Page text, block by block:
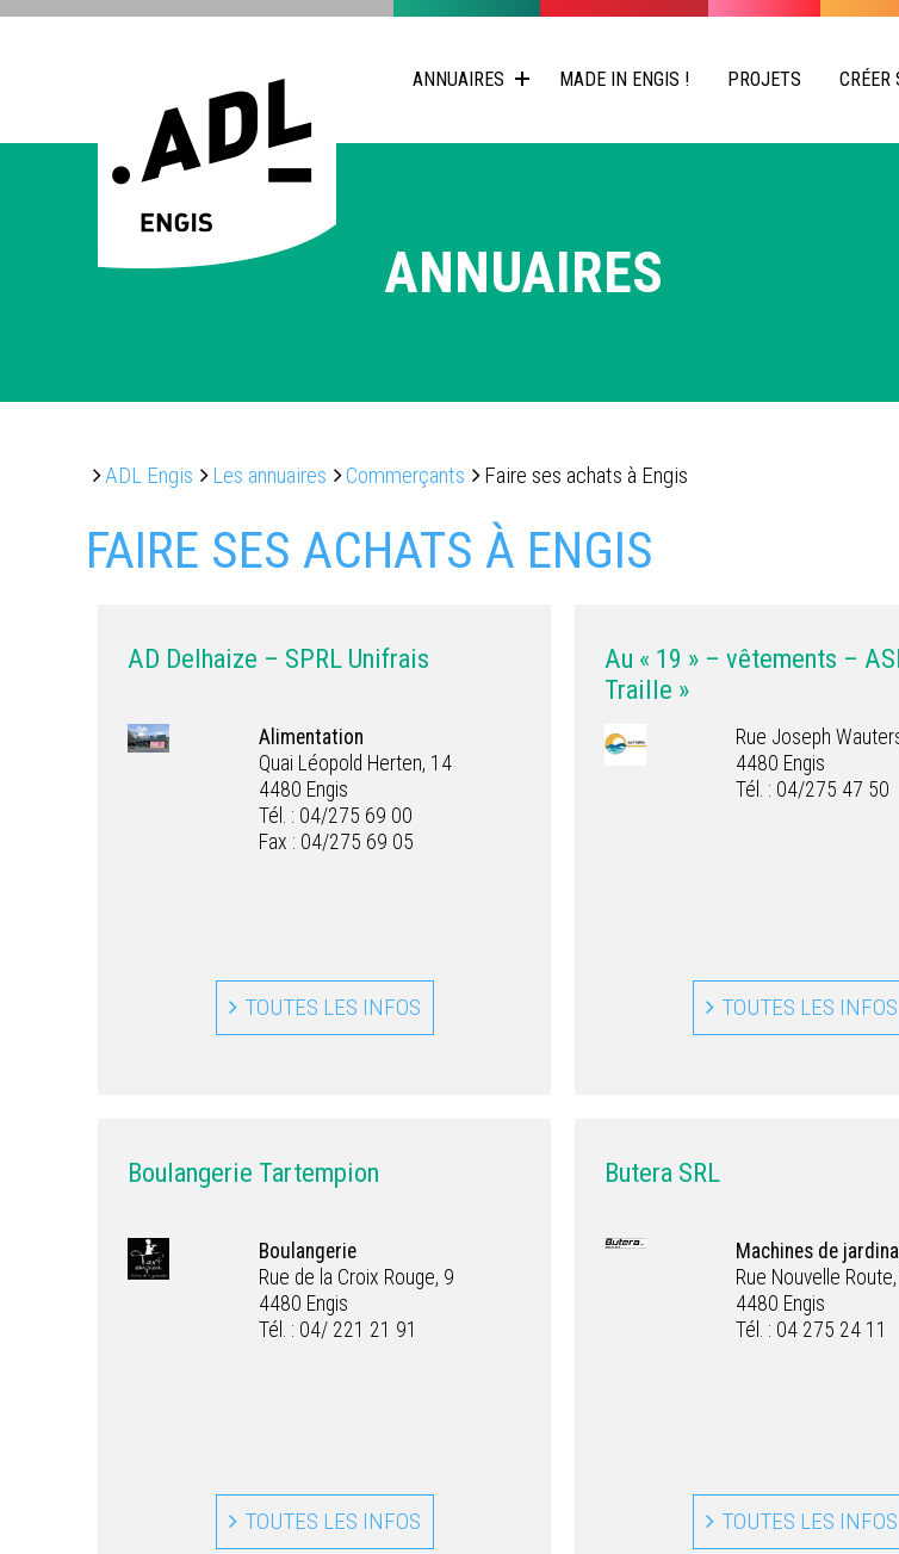
ANNUAIRES MADE IN ENGIS ! PROJETS CRÉER
ANNUAIRES
ADL Engis Les annuaires Commerçants Faire ses achats à Engis
FAIRE SES ACHATS À ENGIS
AD Delhaize – SPRL Unifrais
Alimentation
Quai Léopold Herten, 14
4480 Engis
Tél. : 04/275 69 00
Fax : 04/275 69 05
TOUTES LES INFOS
Au « 19 » – vêtements –
Traille »
Rue Joseph
4480 Engis
Tél. : 04/275 47 50
TOUTES LES INFOS
Boulangerie Tartempion
Boulangerie
Rue de la Croix Rouge, 9
4480 Engis
Tél. : 04/ 221 21 91
TOUTES LES INFOS
Butera SRL
Machines de
Rue Nouvelle
4480 Engis
Tél. : 04 275 24 11
TOUTES LES INFOS